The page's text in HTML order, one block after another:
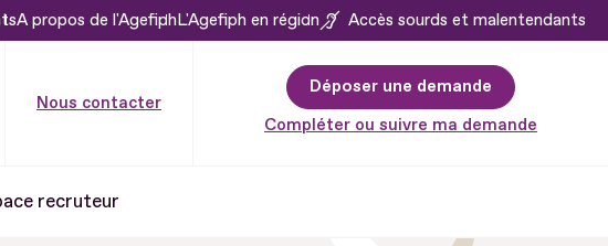
A propos de l'AgefiphL'Agefiph en région Accès sourds et malentendants
Nous contacter
Déposer une demande
Compléter ou suivre ma demande
recruteur